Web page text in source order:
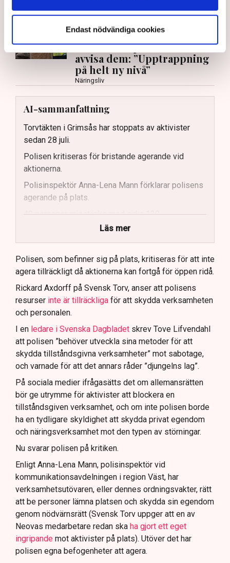
Endast nödvändiga cookies
ogräsfrön över täkten.
Aktivisterna klättrar upp på
maskiner – polisen kan inte
avvisa dem: ”Upptrappning
på helt ny nivå”
Näringsliv
AI-sammanfattning
Torvtäkten i Grimsås har stoppats av aktivister
sedan 28 juli.
Polisen kritiseras för bristande agerande vid
aktionerna.
Polisinspektör Anna-Lena Mann förklarar polisens
agerande på plats.
40 personer misstänks med cirka 120
brottsmisstankar kopplade.
Polisen använder drönare och uniformerad polis
för att dokumentera bevis.
Samtidigt är polisarbetet komplext när det gäller
att navigera juridiska rättigheter och gränser.
Läs mer
Polisen, som befinner sig på plats, kritiseras för att inte
agera tillräckligt då aktionerna kan fortgå för öppen ridå.
Rickard Axdorff på Svensk Torv, anser att polisens
resurser inte är tillräckliga för att skydda verksamheten
och personalen.
I en ledare i Svenska Dagbladet skrev Tove Lifvendahl
att polisen ”behöver utveckla sina metoder för att
skydda tillståndsgivna verksamheter” mot sabotage,
och varnade för att det annars råder ”djungelns lag”.
På sociala medier ifrågasätts det om allemansrätten
bör ge utrymme för aktivister att blockera en
tillståndsgiven verksamhet, och om inte polisen borde
ha en tydligare skyldighet att skydda privat egendom
och näringsverksamhet mot den typen av störningar.
Nu svarar polisen på kritiken.
Enligt Anna-Lena Mann, polisinspektör vid
kommunikationsavdelningen i region Väst, har
verksamhetsutövaren, eller dennes ordningsvakter, rätt
att be personer lämna platsen och skydda sin egendom
genom nödvärnsrätt (Svensk Torv uppger att en av
Neovas medarbetare redan ska ha gjort ett eget
ingripande mot aktivister på plats). Utöver det har
polisen egna befogenheter att agera.